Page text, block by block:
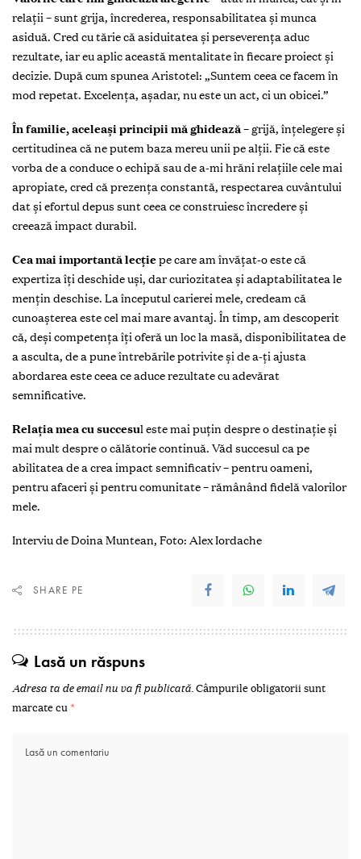
relații – sunt grija, încrederea, responsabilitatea și munca
asiduă. Cred cu tărie că asiduitatea și perseverența aduc
rezultate, iar eu aplic această mentalitate în fiecare proiect și
decizie. După cum spunea Aristotel: „Suntem ceea ce facem în
mod repetat. Excelența, așadar, nu este un act, ci un obicei.”
În familie, aceleași principii mă ghidează– grijă, înțelegere și
certitudinea că ne putem baza mereu unii pe alții. Fie că este
vorba de a conduce o echipă sau de a-mi hrăni relațiile cele mai
apropiate, cred că prezența constantă, respectarea cuvântului
dat și efortul depus sunt ceea ce construiesc încredere și
creează impact durabil.
Cea mai importantă lecțiepe care am învățat-o este că
expertiza îți deschide uși, dar curiozitatea și adaptabilitatea le
mențin deschise. La începutul carierei mele, credeam că
cunoașterea este cel mai mare avantaj. În timp, am descoperit
că, deși competența îți oferă un loc la masă, disponibilitatea de
a asculta, de a pune întrebările potrivite și de a-ți ajusta
abordarea este ceea ce aduce rezultate cu adevărat
semnificative.
Relația mea cu succesul este mai puțin despre o destinație și
mai mult despre o călătorie continuă. Văd succesul ca pe
abilitatea de a crea impact semnificativ – pentru oameni,
pentru afaceri și pentru comunitate – rămânând fidelă valorilor
mele.
Interviu de Doina Muntean, Foto: Alex Iordache
SHARE PE
Lasă un răspuns
Adresa ta de email nu va fi publicată.Câmpurile obligatorii sunt
marcate cu *